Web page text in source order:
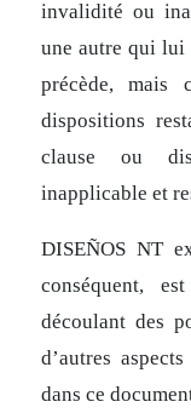
invalidité ou
une autre qui lui
précède, mais
dispositions
clause ou
inapplicable et
DISEÑOS NT
conséquent,
découlant des
d’autres
dans ce